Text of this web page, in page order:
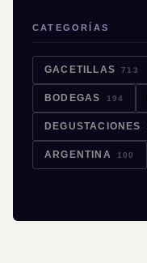
CATEGORÍAS
GACETILLAS 713
BODEGAS 194
DEGUSTACIONES
ARGENTINA 100